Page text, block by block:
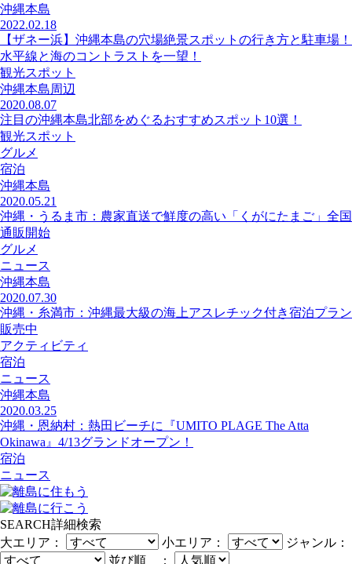
沖縄本島
2022.02.18
【ザネー浜】沖縄本島の穴場絶景スポットの行き方と駐車場！
水平線と海のコントラストを一望！
観光スポット
沖縄本島周辺
2020.08.07
注目の沖縄本島北部をめぐるおすすめスポット10選！
観光スポット
グルメ
宿泊
沖縄本島
2020.05.21
沖縄・うるま市：農家直送で鮮度の高い「くがにたまご」全国
通販開始
グルメ
ニュース
沖縄本島
2020.07.30
沖縄・糸満市：沖縄最大級の海上アスレチック付き宿泊プラン
販売中
アクティビティ
宿泊
ニュース
沖縄本島
2020.03.25
沖縄・恩納村：熱田ビーチに『UMITO PLAGE The Atta
Okinawa』4/13グランドオープン！
宿泊
ニュース
SEARCH詳細検索
大エリア：
小エリア：
ジャンル：
並び順 ：